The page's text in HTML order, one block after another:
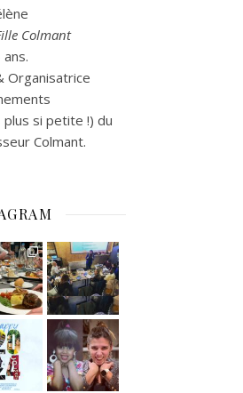
Colmant
Organisatrice
si petite !) du
Colmant.
Et tou